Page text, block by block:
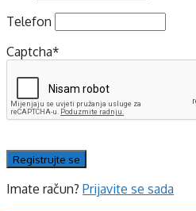
Telefon
Captcha*
Imate račun? Prijavite se sada